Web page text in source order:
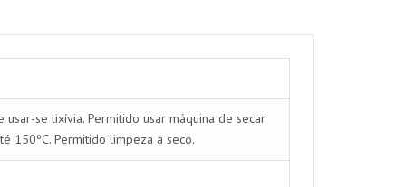
se lixívia. Permitido usar máquina de secar
150ºC. Permitido limpeza a seco.